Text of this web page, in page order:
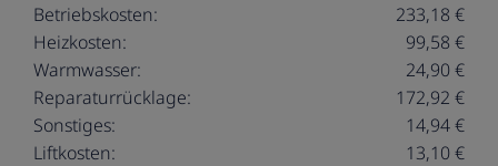
Betriebskosten:
233,18 €
Heizkosten:
99,58 €
Warmwasser:
24,90 €
Reparaturrücklage:
172,92 €
Sonstiges:
14,94 €
Liftkosten:
13,10 €